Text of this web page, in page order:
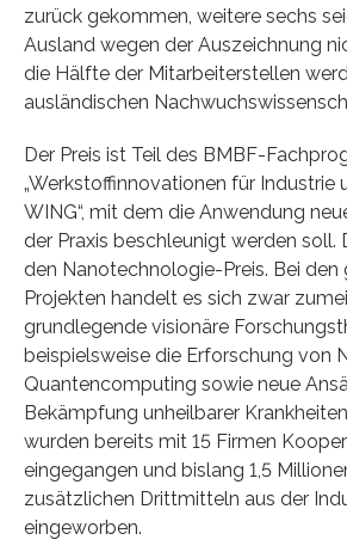
zurück gekommen, weitere sechs
Ausland wegen der Auszeichnung
die Hälfte der Mitarbeiterstellen
ausländischen
Der Preis ist Teil des BMBF-
„Werkstoffinnovationen für Industrie
WING“, mit dem die Anwendung
der Praxis beschleunigt werden soll.
den Nanotechnologie-Preis. Bei den
Projekten handelt es sich zwar
grundlegende visionäre
beispielsweise die Erforschung von
Quantencomputing sowie neue
Bekämpfung unheilbarer
wurden bereits mit 15 Firmen
eingegangen und bislang 1,5
zusätzlichen Drittmitteln aus der
eingeworben.